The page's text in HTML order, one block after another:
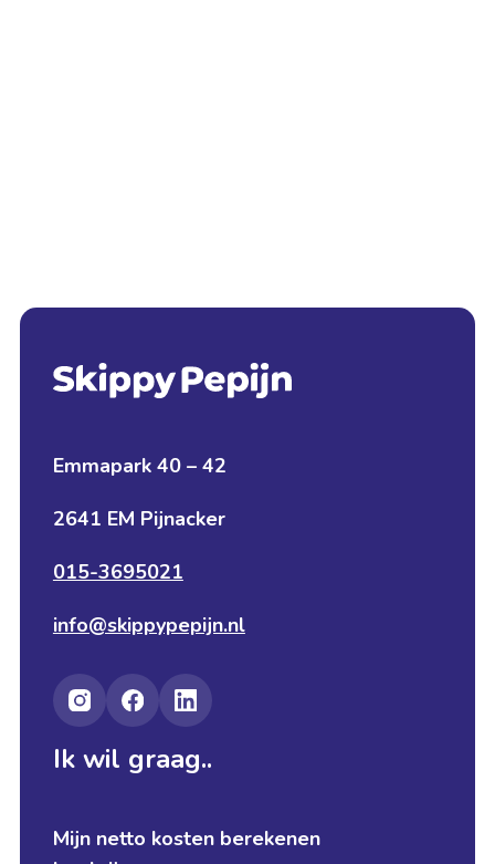
Ik wil graag..
Mijn netto kosten berekenen
Emmapark 40 – 42
2641 EM Pijnacker
015-3695021
info@skippypepijn.nl